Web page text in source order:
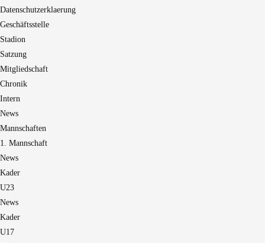
Datenschutzerklaerung
Geschäftsstelle
Stadion
Satzung
Mitgliedschaft
Chronik
Intern
News
Mannschaften
1. Mannschaft
News
Kader
U23
News
Kader
U17